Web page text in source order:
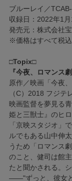
ブルーレイ／
収録日：2022年1
発売元：株式会社
※価格はすべて税込
□Topix□
『今夜、ロマンス劇
原作／映画「今夜
（C）2018 フジテ
映画監督を夢見る
姫と三獣士』のヒ
「京映スタジオ」
ルでもある山中伸
うため「ロマンス
のこと、健司は館
たと聞かされる。
――"ずっと、彼女